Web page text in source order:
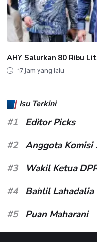
AHY Salurkan 80 Ribu
17 jam yang lalu
Isu Terkini
#1
Editor Picks
#2
Anggota Komisi
#3
Wakil Ketua
#4
Bahlil Lahadalia
#5
Puan Maharani